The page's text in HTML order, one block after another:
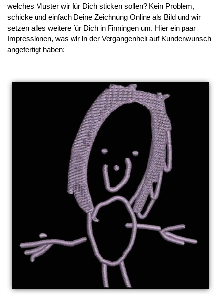
welches Muster wir für Dich sticken sollen? Kein Problem,
schicke und einfach Deine Zeichnung Online als Bild und wir
setzen alles weitere für Dich in Finningen um. Hier ein paar
Impressionen, was wir in der Vergangenheit auf Kundenwunsch
angefertigt haben: